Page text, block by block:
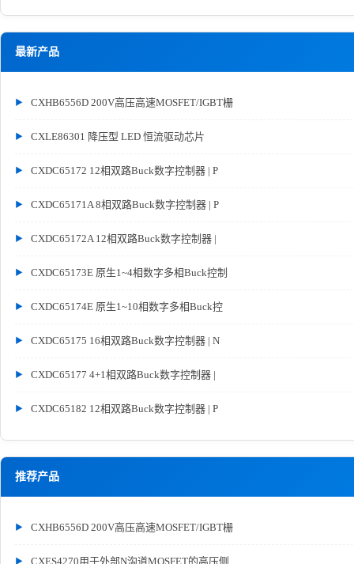
最新产品
CXHB6556D 200V高压高速MOSFET/IGBT栅
CXLE86301 降压型 LED 恒流驱动芯片
CXDC65172 12相双路Buck数字控制器 | P
CXDC65171A 8相双路Buck数字控制器 | P
CXDC65172A 12相双路Buck数字控制器 |
CXDC65173E 原生1~4相数字多相Buck控制
CXDC65174E 原生1~10相数字多相Buck控
CXDC65175 16相双路Buck数字控制器 | N
CXDC65177 4+1相双路Buck数字控制器 |
CXDC65182 12相双路Buck数字控制器 | P
推荐产品
CXHB6556D 200V高压高速MOSFET/IGBT栅
CXES4270用于外部N沟道MOSFET的高压侧